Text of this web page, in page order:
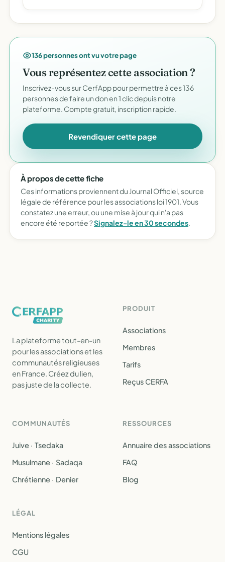
136 personnes ont vu votre page
Vous représentez cette association ?
Inscrivez-vous sur CerfApp pour permettre à ces 136
personnes de faire un don en 1 clic depuis notre
plateforme. Compte gratuit, inscription rapide.
Revendiquer cette page
À propos de cette fiche
Ces informations proviennent du Journal Officiel, source
légale de référence pour les associations loi 1901. Vous
constatez une erreur, ou une mise à jour qui n'a pas
encore été reportée ?Signalez-le en 30 secondes.
La plateforme tout-en-un
pour les associations et les
communautés religieuses
en France. Créez du lien,
pas juste de la collecte.
PRODUIT
Associations
Membres
Tarifs
Reçus CERFA
COMMUNAUTÉS
Juive · Tsedaka
Musulmane · Sadaqa
Chrétienne · Denier
RESSOURCES
Annuaire des associations
FAQ
Blog
LÉGAL
Mentions légales
CGU